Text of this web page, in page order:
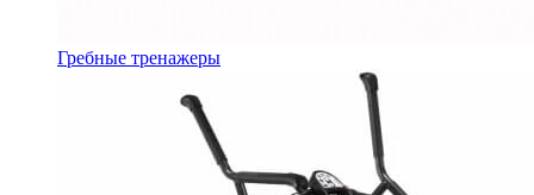
Гребные тренажеры